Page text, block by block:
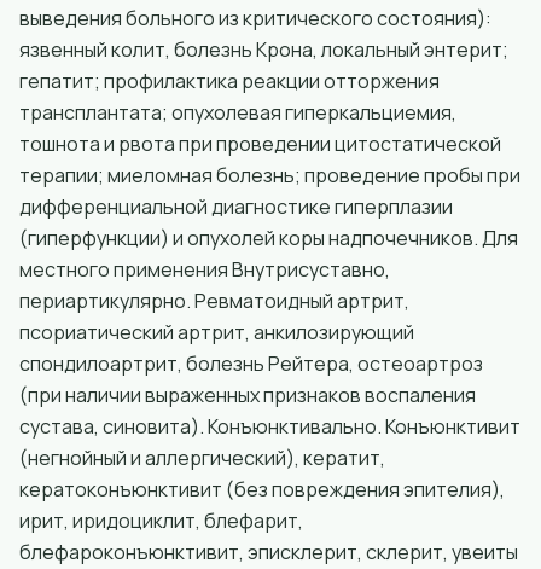
выведения больного из критического состояния):
язвенный колит, болезнь Крона, локальный энтерит;
гепатит; профилактика реакции отторжения
трансплантата; опухолевая гиперкальциемия,
тошнота и рвота при проведении цитостатической
терапии; миеломная болезнь; проведение пробы при
дифференциальной диагностике гиперплазии
(гиперфункции) и опухолей коры надпочечников. Для
местного применения Внутрисуставно,
периартикулярно. Ревматоидный артрит,
псориатический артрит, анкилозирующий
спондилоартрит, болезнь Рейтера, остеоартроз
(при наличии выраженных признаков воспаления
сустава, синовита). Конъюнктивально. Конъюнктивит
(негнойный и аллергический), кератит,
кератоконъюнктивит (без повреждения эпителия),
ирит, иридоциклит, блефарит,
блефароконъюнктивит, эписклерит, склерит, увеиты